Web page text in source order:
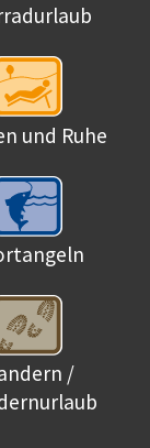
und Ruhe
/